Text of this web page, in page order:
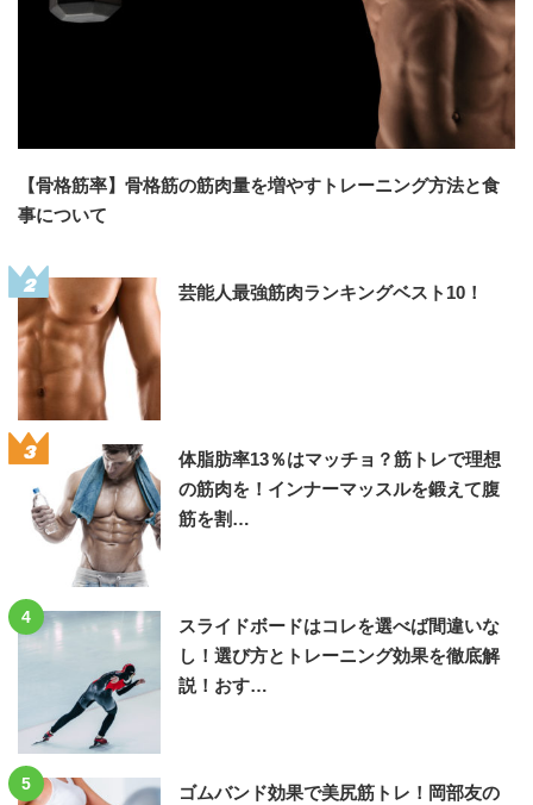
【骨格筋率】骨格筋の筋肉量を増やすトレーニング方法と食
事について
2 芸能人最強筋肉ランキングベスト10！
3
体脂肪率13％はマッチョ？筋トレで理想
の筋肉を！インナーマッスルを鍛えて腹
筋を割…
4
スライドボードはコレを選べば間違いな
し！選び方とトレーニング効果を徹底解
説！おす…
5
ゴムバンド効果で美尻筋トレ！岡部友の